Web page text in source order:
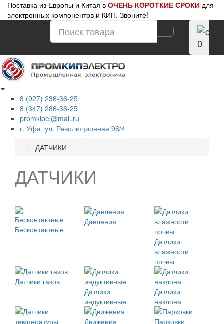
Поставка из Европы и Китая в ОЧЕНЬ КОРОТКИЕ СРОКИ для
электронных компонентов и КИП. Звоните!
0
8 (927) 236-36-25
8 (347) 286-36-25
promkipel@mail.ru
г. Уфа, ул. Революционная 96/4
ДАТЧИКИ
ДАТЧИКИ
Бесконтактные
Давления
Датчики
влажности
почвы
Датчики газов
Датчики
индуктивные
Датчики
наклона
Движения
Парковки